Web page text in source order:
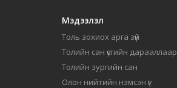
Мэдээлэл
Толь зохиох арга зүй
Толийн сан үсгийн дарааллаар
Толийн зургийн сан
Олон нийтийн нэмсэн үг